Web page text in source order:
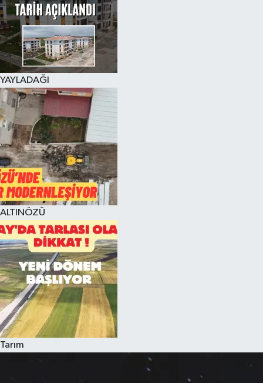
YAYLADAĞI
ALTINÖZÜ
Tarım